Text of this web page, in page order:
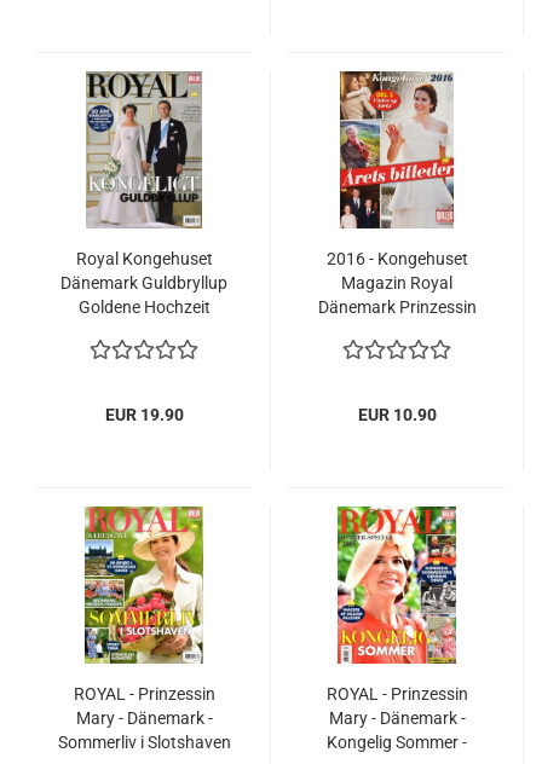
Royal Kongehuset
Dänemark Guldbryllup
Goldene Hochzeit
Margrethe
EUR 19.90
2016 - Kongehuset
Magazin Royal
Dänemark Prinzessin
1
EUR 10.90
ROYAL - Prinzessin
Mary - Dänemark -
Sommerliv i Slotshaven
ROYAL - Prinzessin
Mary - Dänemark -
Kongelig Sommer -